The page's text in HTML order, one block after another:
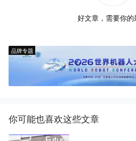
好文章，需要你的
品牌专题
你可能也喜欢这些文章